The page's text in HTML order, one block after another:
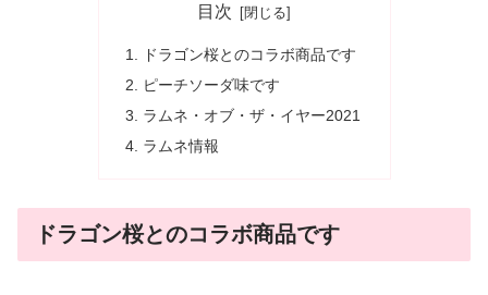
目次
ドラゴン桜とのコラボ商品です
ピーチソーダ味です
ラムネ・オブ・ザ・イヤー2021
ラムネ情報
ドラゴン桜とのコラボ商品です